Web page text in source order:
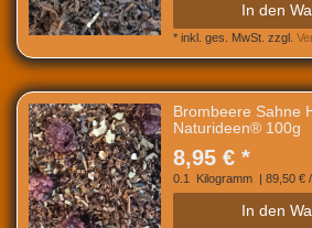
In den
* inkl. ges. MwSt. zzgl.
Brombeere Sahne
Naturideen® 100g
8,95 € *
0.1 Kilogramm | 89,50 €
In den